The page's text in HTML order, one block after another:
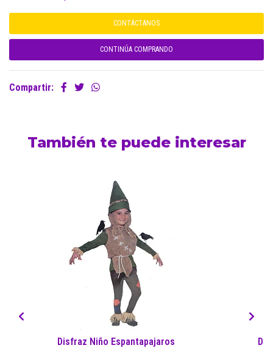
CONTÁCTANOS
CONTINÚA COMPRANDO
Compartir:
También te puede interesar
Disfraz Niño Espantapajaros